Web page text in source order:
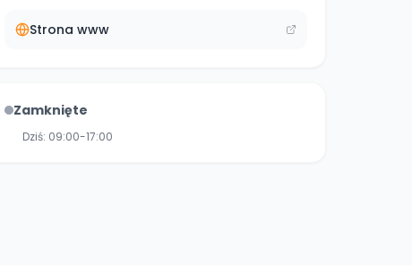
Strona www
Zamknięte
Dziś: 09:00-17:00